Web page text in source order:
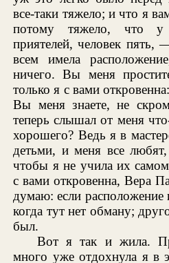
все-таки тяжело; и что я
потому тяжело, что
приятелей, человек
всем имела
ничего. Вы меня
только я с вами
Вы меня знаете, не
теперь слышал от меня
хорошего? Ведь я в
детьми, и меня все
чтобы я не учила их
с вами откровенна, Вера
думаю: если расположение
когда тут нет обману;
был.
Вот я так и жила.
много уже отдохнула я в